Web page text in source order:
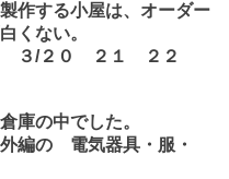
作する小屋は、オーダー
くない。
に ３/２０ ２１ ２２
庫の中でした。
編の 電気器具・服・